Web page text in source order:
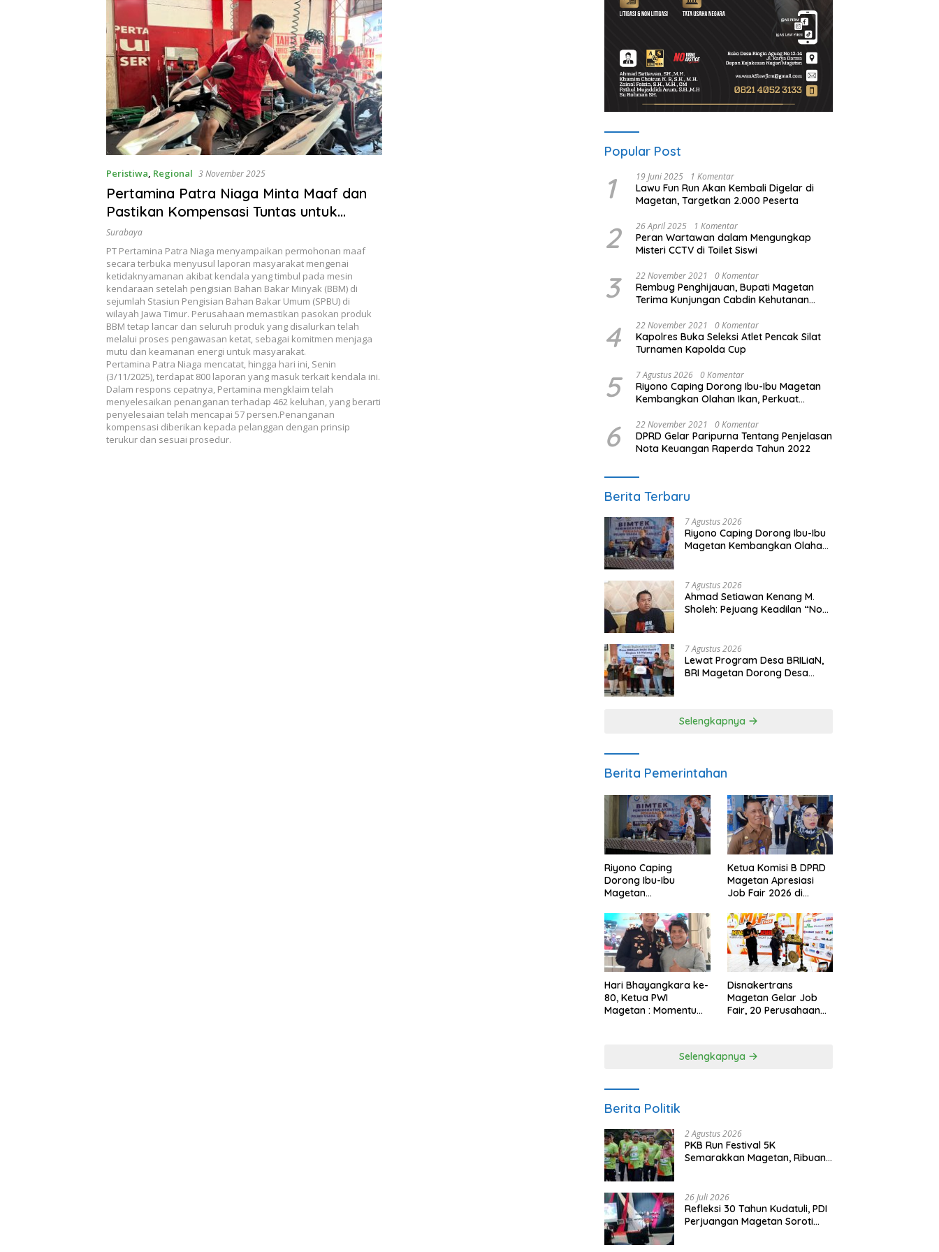
Peristiwa, Regional 3 November 2025
Pertamina Patra Niaga Minta Maaf dan
Pastikan Kompensasi Tuntas untuk
Kendala BBM di Jatim
Surabaya
PT Pertamina Patra Niaga menyampaikan permohonan maaf
secara terbuka menyusul laporan masyarakat mengenai
ketidaknyamanan akibat kendala yang timbul pada mesin
kendaraan setelah pengisian Bahan Bakar Minyak (BBM) di
sejumlah Stasiun Pengisian Bahan Bakar Umum (SPBU) di
wilayah Jawa Timur. Perusahaan memastikan pasokan produk
BBM tetap lancar dan seluruh produk yang disalurkan telah
melalui proses pengawasan ketat, sebagai komitmen menjaga
mutu dan keamanan energi untuk masyarakat.
Pertamina Patra Niaga mencatat, hingga hari ini, Senin
(3/11/2025), terdapat 800 laporan yang masuk terkait kendala ini.
Dalam respons cepatnya, Pertamina mengklaim telah
menyelesaikan penanganan terhadap 462 keluhan, yang berarti
penyelesaian telah mencapai 57 persen.Penanganan
kompensasi diberikan kepada pelanggan dengan prinsip
terukur dan sesuai prosedur.
Popular Post
1 19 Juni 2025 1 Komentar
Lawu Fun Run Akan Kembali Digelar di
Magetan, Targetkan 2.000 Peserta
2 26 April 2025 1 Komentar
Peran Wartawan dalam Mengungkap
Misteri CCTV di Toilet Siswi
3 22 November 2021 0 Komentar
Rembug Penghijauan, Bupati Magetan
Terima Kunjungan Cabdin Kehutanan
4 22 November 2021 0 Komentar
Kapolres Buka Seleksi Atlet Pencak Silat
Turnamen Kapolda Cup
5 7 Agustus 2026 0 Komentar
Riyono Caping Dorong Ibu-Ibu Magetan
Kembangkan Olahan Ikan, Perkuat
6 22 November 2021 0 Komentar
DPRD Gelar Paripurna Tentang Penjelasan
Nota Keuangan Raperda Tahun 2022
Berita Terbaru
7 Agustus 2026
Riyono Caping Dorong Ibu-Ibu
Magetan Kembangkan Olahan
7 Agustus 2026
Ahmad Setiawan Kenang M.
Sholeh: Pejuang Keadilan “No
7 Agustus 2026
Lewat Program Desa BRILiaN,
BRI Magetan Dorong Desa
Selengkapnya
Berita Pemerintahan
Riyono Caping
Dorong Ibu-Ibu
Magetan
Ikan, Perkuat Budaya
Gemar Makan Ikan
Ketua Komisi B DPRD
Magetan Apresiasi
Job Fair 2026 di
Anggaran
Hari Bhayangkara ke-
80, Ketua PWI
Magetan : Momentum
Disnakertrans
Magetan Gelar Job
Fair, 20 Perusahaan
Selengkapnya
Berita Politik
2 Agustus 2026
PKB Run Festival 5K
Semarakkan Magetan, Ribuan
26 Juli 2026
Refleksi 30 Tahun Kudatuli, PDI
Perjuangan Magetan Soroti